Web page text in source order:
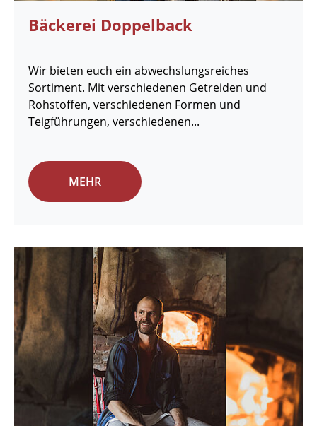
Bäckerei Doppelback
Wir bieten euch ein abwechslungsreiches
Sortiment. Mit verschiedenen Getreiden und
Rohstoffen, verschiedenen Formen und
Teigführungen, verschiedenen...
MEHR